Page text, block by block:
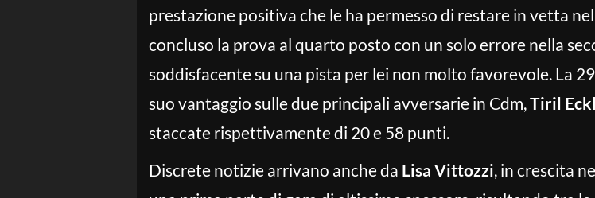
prestazione positiva che le ha permesso di restare in vetta
concluso la prova al quarto posto con un solo errore nella
soddisfacente su una pista per lei non molto favorevole. La
suo vantaggio sulle due principali avversarie in Cdm,Tiril
staccate rispettivamente di 20 e 58 punti.
Discrete notizie arrivano anche da Lisa Vittozzi, in crescita